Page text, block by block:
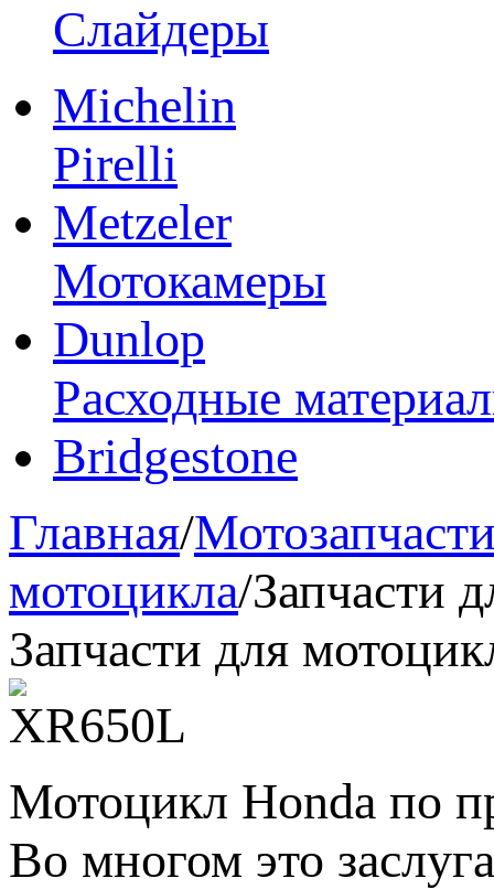
Слайдеры
Michelin
Pirelli
Metzeler
Мотокамеры
Dunlop
Расходные
Bridgestone
Главная/
мотоцикла/Запчасти
Запчасти для
Мотоцикл Honda по
Во многом это